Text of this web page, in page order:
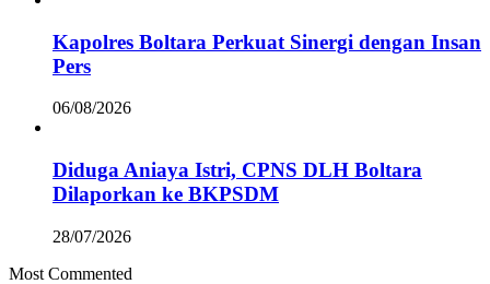
Kapolres Boltara Perkuat Sinergi dengan Insan
Pers
06/08/2026
Diduga Aniaya Istri, CPNS DLH Boltara
Dilaporkan ke BKPSDM
28/07/2026
Most Commented